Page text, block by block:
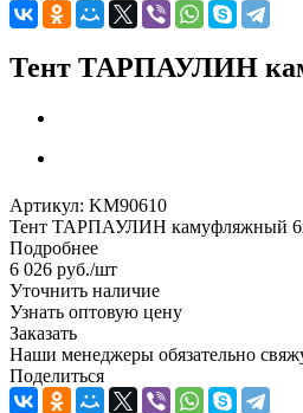
Тент ТАРПАУЛИН
Артикул: KM90610
Тент ТАРПАУЛИН камуфляжный
Подробнее
6 026 руб./шт
Уточнить наличие
Узнать оптовую цену
Заказать
Наши менеджеры обязательно
Поделиться